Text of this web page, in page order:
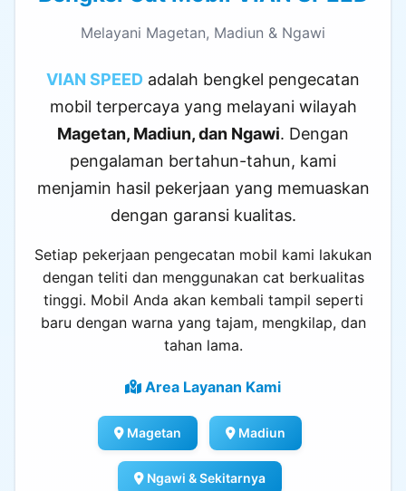
Melayani Magetan, Madiun & Ngawi
VIAN SPEED adalah bengkel pengecatan
mobil terpercaya yang melayani wilayah
Magetan, Madiun, dan Ngawi. Dengan
pengalaman bertahun-tahun, kami
menjamin hasil pekerjaan yang memuaskan
dengan garansi kualitas.
Setiap pekerjaan pengecatan mobil kami lakukan
dengan teliti dan menggunakan cat berkualitas
tinggi. Mobil Anda akan kembali tampil seperti
baru dengan warna yang tajam, mengkilap, dan
tahan lama.
Area Layanan Kami
Magetan Madiun
Ngawi & Sekitarnya